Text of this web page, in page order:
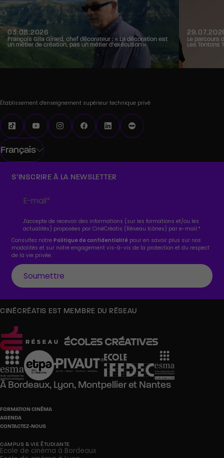
03.08.2026
François Gila Girard, chef décorateur : « La décoration est
un métier de création, pas un métier d’exécution »
Le parcours
Les Tontons
Établissement d'enseignement supérieur technique privé
Français
S’INSCRIRE À LA NEWSLETTER
J'accepte de recevoir des informations (sur les formations et/ou les
actualités) proposées par CinéCréatis (Réseau Icônes) par e-mail.*
Consultez notrePolitique de confidentialité pour en savoir plus sur nos
modalités et sur notre engagement vis-à-vis de la protection et du respect
de la vie privée.
CINÉCRÉATIS EST MEMBRE DU RÉSEAU
À Bordeaux, Lyon, Montpellieret Nantes
FORMATION CINÉMA
AGENDA
CONTACTEZ-NOUS
CAMPUS & VIE ÉTUDIANTE
Ecole de cinéma à Bordeaux